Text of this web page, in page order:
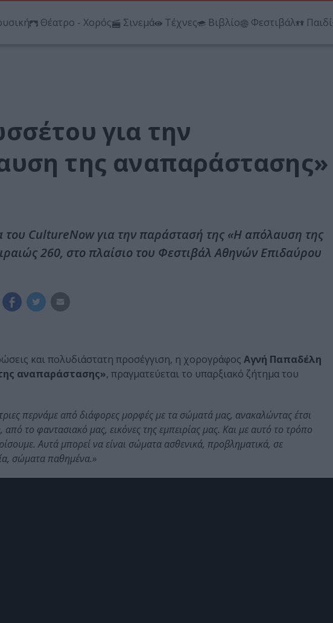
Θέατρο - Χορός Σινεμά Τέχνες Βιβλίο Φεστιβάλ Παιδί
για την
της αναπαράστασης»
CultureNow για την παράστασή της «Η απόλαυση της
260, στο πλαίσιο του Φεστιβάλ Αθηνών Επιδαύρου
και πολυδιάστατη προσέγγιση, η χορογράφος Αγνή Παπαδέλη
αναπαράστασης», πραγματεύεται το υπαρξιακό ζήτημα του
περνάμε από διάφορες μορφές με τα σώματά μας, ανακαλώντας έτσι
το φαντασιακό μας, εικόνες της εμπειρίας μας. Και με αυτό το τρόπο
Αυτά μπορεί να είναι σώματα ασθενικά, προβληματικά, σε
σώματα παθημένα.»